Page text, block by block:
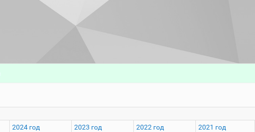
2024 год 2023 год 2022 год 2021 год